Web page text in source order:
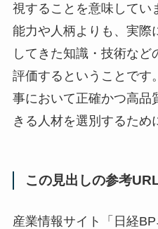
視することを意味してい
能力や人柄よりも、実際
してきた知識・技術など
評価するということです
事において正確かつ高品
きる人材を選別するため
この見出しの参考
産業情報サイト「日経